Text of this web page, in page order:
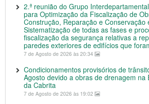
2.ª reunião do Grupo
para Optimização da Fiscalização de
Construção, Reparação e Conservação
Sistematização de todas as fases e
fiscalização da segurança relativas a
paredes exteriores de edifícios que
7 de Agosto de 2026 às 20:34
Condicionamentos provisórios de
Agosto devido a obras de drenagem na
da Cabrita
7 de Agosto de 2026 às 19:02